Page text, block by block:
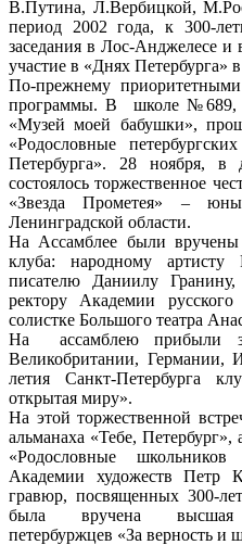
В.Путина, Л.Вербицкой,
период 2002 года, к 300-
заседания в Лос-Анджелесе
участие в «Днях Петербурга»
По-прежнему
программы. В школе №689,
«Музей моей бабушки»,
«Родословные
Петербурга». 28 ноября, в
состоялось торжественное
«Звезда Прометея» –
Ленинградской области.
На Ассамблее были вручены
клуба: народному артисту
писателю Даниилу Гранину,
ректору Академии
солистке Большого театра
На ассамблею прибыли
Великобритании,
летия Санкт-Петербурга
открытая миру».
На этой торжественной
альманаха «Тебе,
«Родословные школьников
Академии художеств Петр
гравюр, посвященных 300-
была вручена высшая
петербуржцев «За верность и